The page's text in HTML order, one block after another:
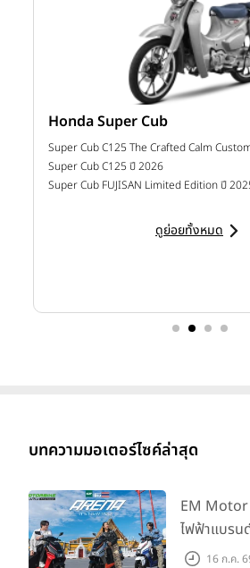
Honda Super Cub
Super Cub C125 ปี 2026
Super Cub FUJISAN Limited Edition ปี
ดูย่อยทั้งหมด
บทความมอเตอร์ไซค์ล่าสุด
EM
ไฟฟ้าแบรน
ARENA ที่ม
16 ก.ค.